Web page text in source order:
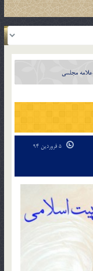
علامه مجلسی